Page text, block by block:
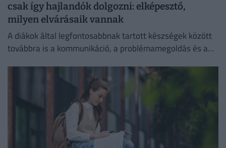
csak így hajlandók dolgozni: elképesztő,
milyen elvárásaik vannak
A diákok által legfontosabbnak tartott készségek között
továbbra is a kommunikáció, a problémamegoldás és a